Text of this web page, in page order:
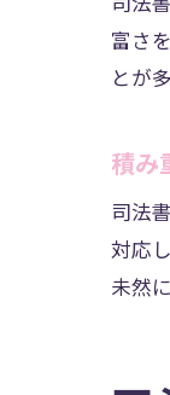
富さ
とが
積み
司法
対応
未然